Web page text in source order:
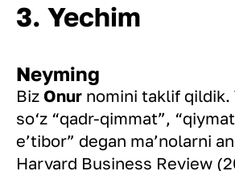
3. Yechim
Neyming
Biz Onur nomini taklif qildik.
so‘z “qadr-qimmat”,
e’tibor” degan ma’nolarni
Harvard Business Review